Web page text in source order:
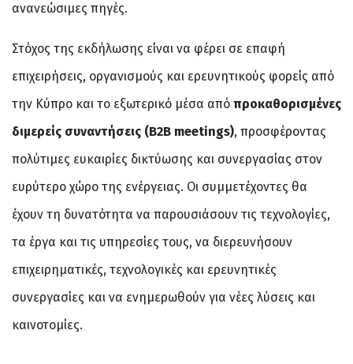
ανανεώσιμες πηγές.
Στόχος της εκδήλωσης είναι να φέρει σε επαφή
επιχειρήσεις, οργανισμούς και ερευνητικούς φορείς από
την Κύπρο και το εξωτερικό μέσα από προκαθορισμένες
διμερείς συναντήσεις (Β2Β meetings), προσφέροντας
πολύτιμες ευκαιρίες δικτύωσης και συνεργασίας στον
ευρύτερο χώρο της ενέργειας. Οι συμμετέχοντες θα
έχουν τη δυνατότητα να παρουσιάσουν τις τεχνολογίες,
τα έργα και τις υπηρεσίες τους, να διερευνήσουν
επιχειρηματικές, τεχνολογικές και ερευνητικές
συνεργασίες και να ενημερωθούν για νέες λύσεις και
καινοτομίες.